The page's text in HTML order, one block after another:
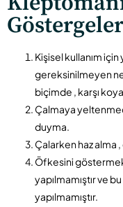
Kişisel kullanım
gereksinilmeyen
biçimde , karşı
Çalmaya
duyma.
Çalarken haz alma
Öfkesini
yapılmamıştır ve
yapılmamıştır.